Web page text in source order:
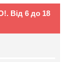
Від 6 до 18